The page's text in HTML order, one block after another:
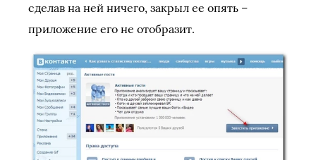
сделав на ней ничего, закрыл ее опять –
приложение его не отобразит.